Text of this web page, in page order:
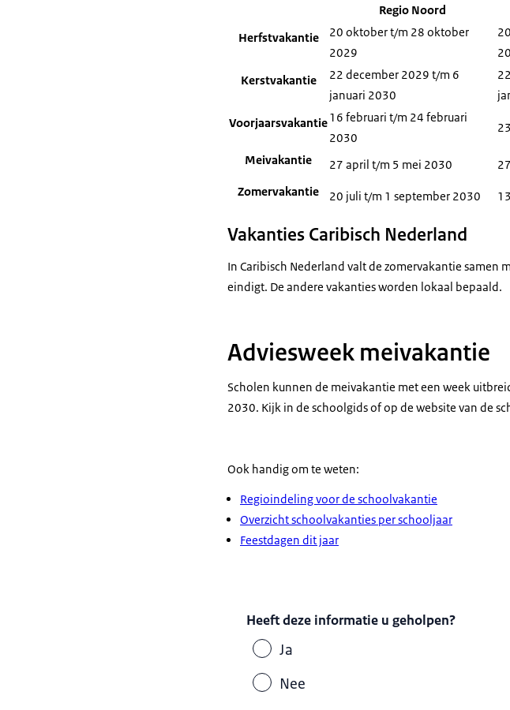
Regio Noord
Herfstvakantie
20 oktober t/m 28 oktober
2029
Kerstvakantie
22 december 2029 t/m 6
januari 2030
Voorjaarsvakantie16 februari t/m 24 februari
2030
Meivakantie 27 april t/m 5 mei 2030
Zomervakantie
20 juli t/m 1 september 2030
Vakanties Caribisch Nederland
In Caribisch Nederland valt de zomervakantie samen
eindigt. De andere vakanties worden lokaal bepaald.
Adviesweek meivakantie
Scholen kunnen de meivakantie met een week
2030. Kijk in de schoolgids of op de website van de
Ook handig om te weten:
Regioindeling voor de schoolvakantie
Overzicht schoolvakanties per schooljaar
Feestdagen dit jaar
Heeft deze informatie u geholpen?
Ja
Nee